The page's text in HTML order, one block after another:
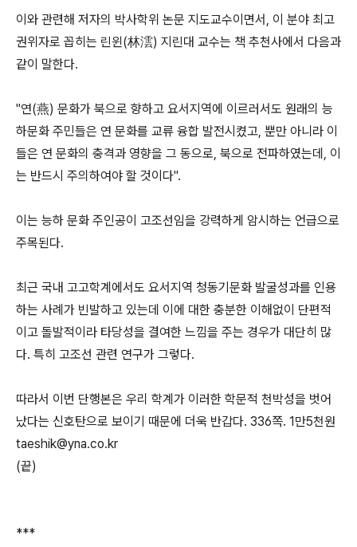
이와 관련해 저자의 박사학위 논문 지도교수이면서, 이 분야 최고
권위자로 꼽히는 린윈(林澐) 지린대 교수는 책 추천사에서 다음과
같이 말한다.
"연(燕) 문화가 북으로 향하고 요서지역에 이르러서도 원래의 능
하문화 주민들은 연 문화를 교류 융합 발전시켰고, 뿐만 아니라 이
들은 연 문화의 충격과 영향을 그 동으로, 북으로 전파하였는데, 이
는 반드시 주의하여야 할 것이다".
이는 능하 문화 주인공이 고조선임을 강력하게 암시하는 언급으로
주목된다.
최근 국내 고고학계에서도 요서지역 청동기문화 발굴성과를 인용
하는 사례가 빈발하고 있는데 이에 대한 충분한 이해없이 단편적
이고 돌발적이라 타당성을 결여한 느낌을 주는 경우가 대단히 많
다. 특히 고조선 관련 연구가 그렇다.
따라서 이번 단행본은 우리 학계가 이러한 학문적 천박성을 벗어
났다는 신호탄으로 보이기 때문에 더욱 반갑다. 336쪽. 1만5천원
taeshik@yna.co.kr
(끝)
***